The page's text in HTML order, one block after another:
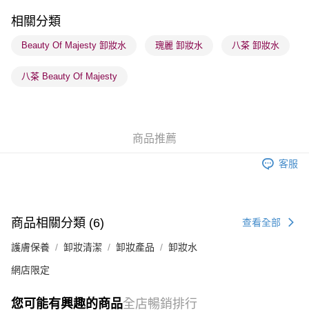
每筆HK$65.00，滿HK$300.00或以上免運費
確認發貨後1-3 工作天送達，訂單將隨機分配至SF順豐速運或京東
(香港門市) 只顯示可選門市。確認發貨後2-5個工作天到店，3天內
取。逾期會取消訂單，並不會安排重寄
相關分類
Beauty Of Majesty 卸妝水 瑰麗 卸妝水 八茶 卸妝水
八茶 Beauty Of Majesty
商品推薦
客服
商品相關分類 (6) 查看全部
護膚保養 卸妝清潔 卸妝產品 卸妝水
網店限定
您可能有興趣的商品全店暢銷排行